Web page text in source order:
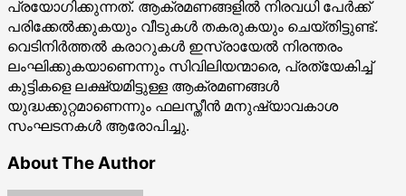
പ്രയോഗിക്കുന്നത്. ആക്രമണങ്ങളില്‍ നിരവധി പേര്‍ക്ക്
പരിക്കേല്‍ക്കുകയും വീടുകള്‍ തകരുകയും ചെയ്തിട്ടുണ്ട്.
വെടിനിര്‍ത്തല്‍ കരാറുകള്‍ ഇസ്രായേല്‍ നിരന്തരം
ലംഘിക്കുകയാണെന്നും സിവിലിയന്മാരെ, പ്രത്യേകിച്ച്
കുട്ടികളെ ലക്ഷ്യമിട്ടുള്ള ആക്രമണങ്ങള്‍
യുദ്ധക്കുറ്റമാണെന്നും ഫലസ്തീന്‍ മനുഷ്യാവകാശ
സംഘടനകള്‍ ആരോപിച്ചു.
About The Author